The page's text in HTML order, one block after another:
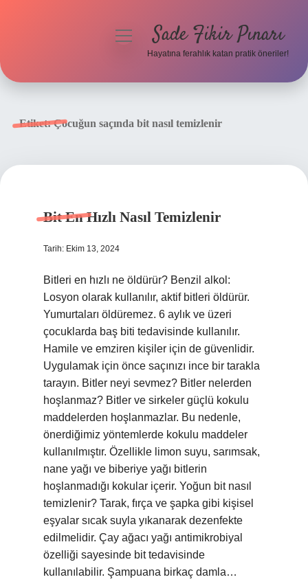
menüyüSade Fikir Pınarı
Hayatına ferahlık katan pratik öneriler!
Etiket:Çocuğun saçında bit nasıl temizlenir
Bit En Hızlı Nasıl Temizlenir
Tarih: Ekim 13, 2024
Bitleri en hızlı ne öldürür? Benzil alkol:
Losyon olarak kullanılır, aktif bitleri öldürür.
Yumurtaları öldüremez. 6 aylık ve üzeri
çocuklarda baş biti tedavisinde kullanılır.
Hamile ve emziren kişiler için de güvenlidir.
Uygulamak için önce saçınızı ince bir tarakla
tarayın. Bitler neyi sevmez? Bitler nelerden
hoşlanmaz? Bitler ve sirkeler güçlü kokulu
maddelerden hoşlanmazlar. Bu nedenle,
önerdiğimiz yöntemlerde kokulu maddeler
kullanılmıştır. Özellikle limon suyu, sarımsak,
nane yağı ve biberiye yağı bitlerin
hoşlanmadığı kokular içerir. Yoğun bit nasıl
temizlenir? Tarak, fırça ve şapka gibi kişisel
eşyalar sıcak suyla yıkanarak dezenfekte
edilmelidir. Çay ağacı yağı antimikrobiyal
özelliği sayesinde bit tedavisinde
kullanılabilir. Şampuana birkaç damla…